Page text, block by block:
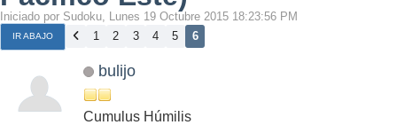
Iniciado por Sudoku, Lunes 19 Octubre 2015 18:23:56 PM
IR ABAJO 1 2 3 4 5 6
bulijo
Cumulus Húmilis